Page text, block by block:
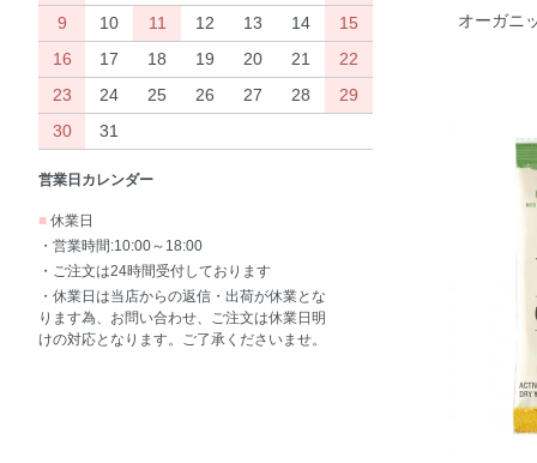
オーガニ
9
10 11 12 13 14
15
16
17 18 19 20 21
22
23
24 25 26 27 28
29
30
31
営業日カレンダー
■ 休業日
・営業時間:10:00～18:00
・ご注文は24時間受付しております
・休業日は当店からの返信・出荷が休業とな
ります為、お問い合わせ、ご注文は休業日明
けの対応となります。ご了承くださいませ。